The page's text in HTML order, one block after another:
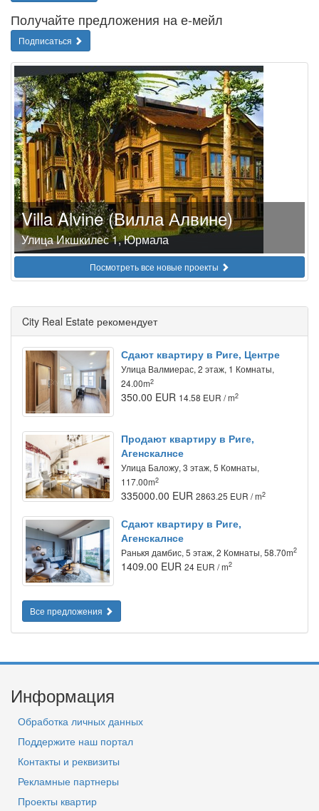
Получайте предложения на е-мейл
Подписаться
Villa Alvine (Вилла Алвине)
Улица Икшкилес 1, Юрмала
Посмотреть все новые проекты
City Real Estate рекомендует
Сдают квартиру в Риге, Центре
Улица Валмиерас, 2 этаж, 1 Комнаты,
24.00m2
350.00 EUR 14.58 EUR / m2
Продают квартиру в Риге,
Агенскалнсе
Улица Баложу, 3 этаж, 5 Комнаты,
117.00m2
335000.00 EUR 2863.25 EUR / m2
Сдают квартиру в Риге,
Агенскалнсе
Ранькя дамбис, 5 этаж, 2 Комнаты, 58.70m2
1409.00 EUR 24 EUR / m2
Все предложения
Информация
Обработка личных данных
Поддержите наш портал
Контакты и реквизиты
Рекламные партнеры
Проекты квартир